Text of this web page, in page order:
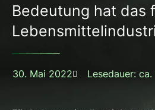
Bedeutung hat das
30. Mai 2022 Lesedauer: